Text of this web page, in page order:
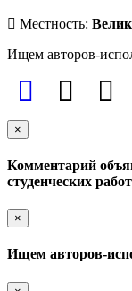
Местность:
Ищем авторов-
×
Комментарий
студенческих работ
×
Ищем авторов-